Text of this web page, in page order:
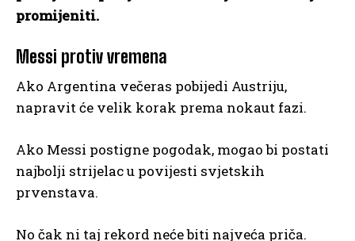
promijeniti.
Messi protiv vremena
Ako Argentina večeras pobijedi Austriju,
napravit će velik korak prema nokaut fazi.
Ako Messi postigne pogodak, mogao bi postati
najbolji strijelac u povijesti svjetskih
prvenstava.
No čak ni taj rekord neće biti najveća priča.